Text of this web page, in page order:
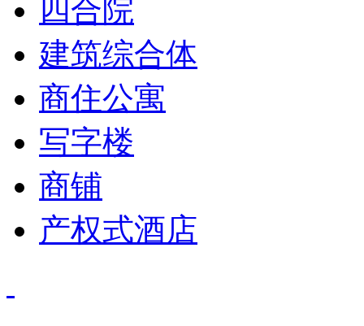
四合院
建筑综合体
商住公寓
写字楼
商铺
产权式酒店